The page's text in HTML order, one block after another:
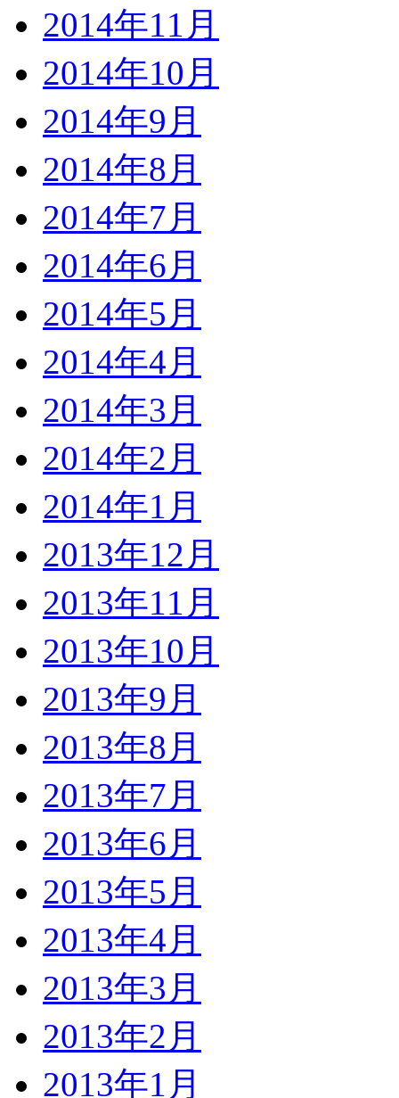
2014年11月
2014年10月
2014年9月
2014年8月
2014年7月
2014年6月
2014年5月
2014年4月
2014年3月
2014年2月
2014年1月
2013年12月
2013年11月
2013年10月
2013年9月
2013年8月
2013年7月
2013年6月
2013年5月
2013年4月
2013年3月
2013年2月
2013年1月